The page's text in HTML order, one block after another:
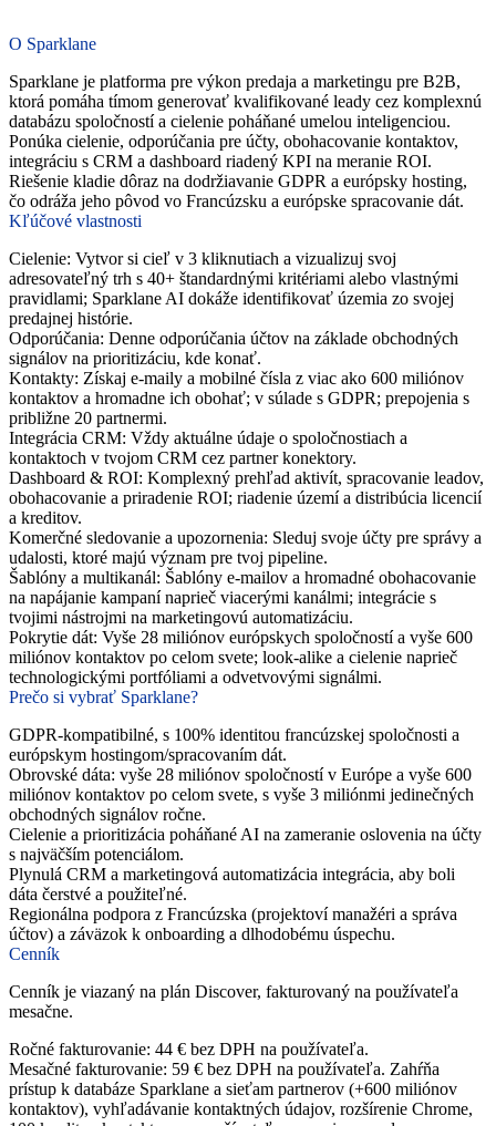
O Sparklane
Sparklane je platforma pre výkon predaja a marketingu pre B2B,
ktorá pomáha tímom generovať kvalifikované leady cez komplexnú
databázu spoločností a cielenie poháňané umelou inteligenciou.
Ponúka cielenie, odporúčania pre účty, obohacovanie kontaktov,
integráciu s CRM a dashboard riadený KPI na meranie ROI.
Riešenie kladie dôraz na dodržiavanie GDPR a európsky hosting,
čo odráža jeho pôvod vo Francúzsku a európske spracovanie dát.
Kľúčové vlastnosti
Cielenie: Vytvor si cieľ v 3 kliknutiach a vizualizuj svoj
adresovateľný trh s 40+ štandardnými kritériami alebo vlastnými
pravidlami; Sparklane AI dokáže identifikovať územia zo svojej
predajnej histórie.
Odporúčania: Denne odporúčania účtov na základe obchodných
signálov na prioritizáciu, kde konať.
Kontakty: Získaj e-maily a mobilné čísla z viac ako 600 miliónov
kontaktov a hromadne ich obohať; v súlade s GDPR; prepojenia s
približne 20 partnermi.
Integrácia CRM: Vždy aktuálne údaje o spoločnostiach a
kontaktoch v tvojom CRM cez partner konektory.
Dashboard & ROI: Komplexný prehľad aktivít, spracovanie leadov,
obohacovanie a priradenie ROI; riadenie území a distribúcia licencií
a kreditov.
Komerčné sledovanie a upozornenia: Sleduj svoje účty pre správy a
udalosti, ktoré majú význam pre tvoj pipeline.
Šablóny a multikanál: Šablóny e-mailov a hromadné obohacovanie
na napájanie kampaní naprieč viacerými kanálmi; integrácie s
tvojimi nástrojmi na marketingovú automatizáciu.
Pokrytie dát: Vyše 28 miliónov európskych spoločností a vyše 600
miliónov kontaktov po celom svete; look-alike a cielenie naprieč
technologickými portfóliami a odvetvovými signálmi.
Prečo si vybrať Sparklane?
GDPR-kompatibilné, s 100% identitou francúzskej spoločnosti a
európskym hostingom/spracovaním dát.
Obrovské dáta: vyše 28 miliónov spoločností v Európe a vyše 600
miliónov kontaktov po celom svete, s vyše 3 miliónmi jedinečných
obchodných signálov ročne.
Cielenie a prioritizácia poháňané AI na zameranie oslovenia na účty
s najväčším potenciálom.
Plynulá CRM a marketingová automatizácia integrácia, aby boli
dáta čerstvé a použiteľné.
Regionálna podpora z Francúzska (projektoví manažéri a správa
účtov) a záväzok k onboarding a dlhodobému úspechu.
Cenník
Cenník je viazaný na plán Discover, fakturovaný na používateľa
mesačne.
Ročné fakturovanie: 44 € bez DPH na používateľa.
Mesačné fakturovanie: 59 € bez DPH na používateľa. Zahŕňa
prístup k databáze Sparklane a sieťam partnerov (+600 miliónov
kontaktov), vyhľadávanie kontaktných údajov, rozšírenie Chrome,